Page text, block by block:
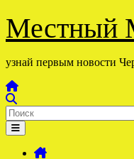
Перейти
содержимому
Местный
узнай первым новости